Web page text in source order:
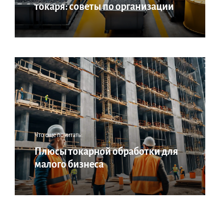
токаря: советы по организации
Что еще почитать:
Плюсы токарной обработки для
малого бизнеса